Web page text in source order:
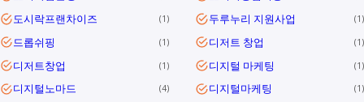
도시락프랜차이즈 1 두루누리 지원사업 1
드롭쉬핑 1 디저트 창업 1
디저트창업 1 디지털 마케팅 1
디지털노마드 4 디지털마케팅 1